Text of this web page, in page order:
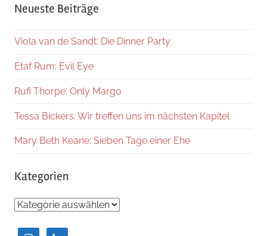
Neueste Beiträge
Viola van de Sandt: Die Dinner Party
Etaf Rum: Evil Eye
Rufi Thorpe: Only Margo
Tessa Bickers: Wir treffen uns im nächsten Kapitel
Mary Beth Keane: Sieben Tage einer Ehe
Kategorien
Kategorien